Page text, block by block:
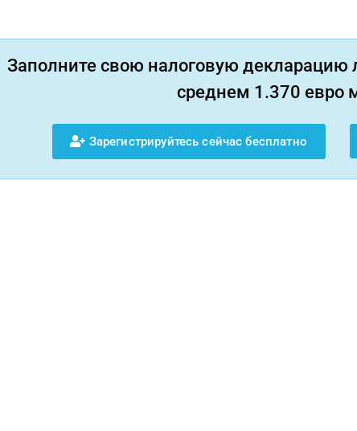
Заполните свою налоговую декларацию
среднем 1.370 евро
Зарегистрируйтесь сейчас бесплатно